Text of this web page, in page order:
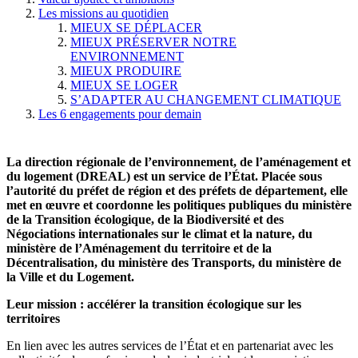
Les missions au quotidien
MIEUX SE DÉPLACER
MIEUX PRÉSERVER NOTRE
ENVIRONNEMENT
MIEUX PRODUIRE
MIEUX SE LOGER
S’ADAPTER AU CHANGEMENT CLIMATIQUE
Les 6 engagements pour demain
La direction régionale de l’environnement, de l’aménagement et
du logement (DREAL) est un service de l’État. Placée sous
l’autorité du préfet de région et des préfets de département, elle
met en œuvre et coordonne les politiques publiques du ministère
de la Transition écologique, de la Biodiversité et des
Négociations internationales sur le climat et la nature, du
ministère de l’Aménagement du territoire et de la
Décentralisation, du ministère des Transports, du ministère de
la Ville et du Logement.
Leur mission : accélérer la transition écologique sur les
territoires
En lien avec les autres services de l’État et en partenariat avec les